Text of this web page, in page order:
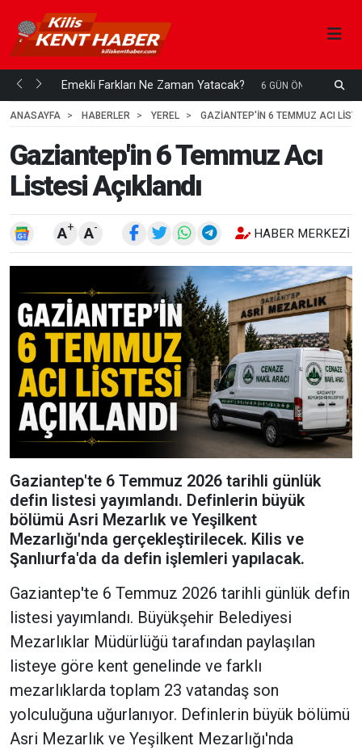
mi... Emekli Farkları Ne Zaman Yatacak? 6 GÜN ÖNCE
ANASAYFA
HABERLER YEREL GAZIANTEP'IN 6 TEMMUZ ACI
Gaziantep'in 6 Temmuz Acı
Listesi Açıklandı
A+ A- HABER MERKEZI
Gaziantep'te 6 Temmuz 2026 tarihli günlük
defin listesi yayımlandı. Definlerin büyük
bölümü Asri Mezarlık ve Yeşilkent
Mezarlığı'nda gerçekleştirilecek. Kilis ve
Şanlıurfa'da da defin işlemleri yapılacak.
Gaziantep'te 6 Temmuz 2026 tarihli günlük defin
listesi yayımlandı. Büyükşehir Belediyesi
Mezarlıklar Müdürlüğü tarafından paylaşılan
listeye göre kent genelinde ve farklı
mezarlıklarda toplam 23 vatandaş son
yolculuğuna uğurlanıyor. Definlerin büyük bölümü
Asri Mezarlık ve Yeşilkent Mezarlığı'nda